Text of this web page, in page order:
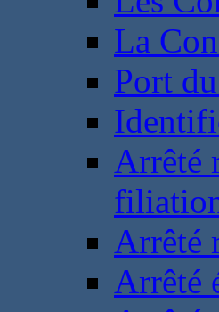
La
Port
Arrêté
Arrêté
Arrêté